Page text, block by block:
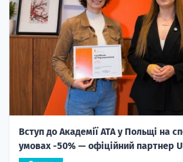
Вступ до Академії ATA у Польщі на
умовах -50% — офіційний партнер